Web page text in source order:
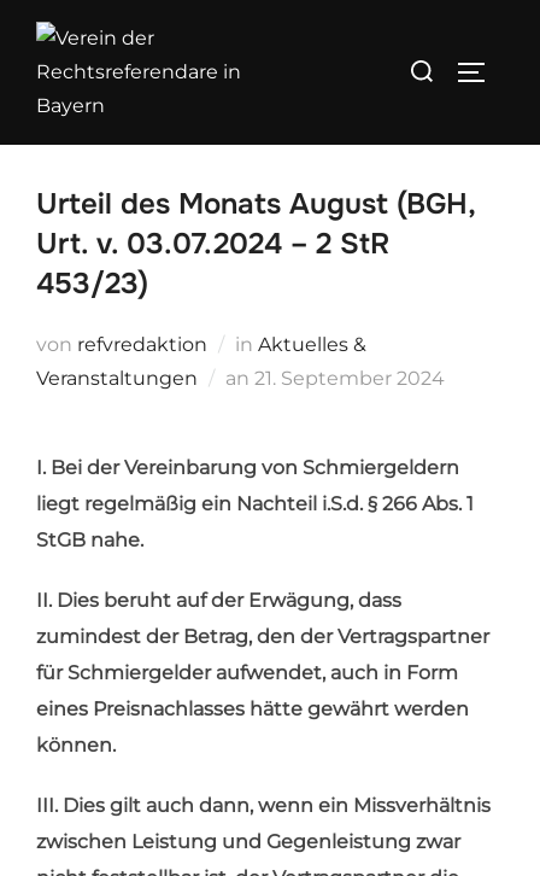
Inhalt
springen
Suchen
Urteil des Monats August (BGH,
Urt. v. 03.07.2024 – 2 StR
453/23)
von refvredaktion in Aktuelles &
Veranstaltungen
an Veröffentlicht
21. September 2024
I. Bei der Vereinbarung von Schmiergeldern
liegt regelmäßig ein Nachteil i.S.d. § 266 Abs. 1
StGB nahe.
II. Dies beruht auf der Erwägung, dass
zumindest der Betrag, den der Vertragspartner
für Schmiergelder aufwendet, auch in Form
eines Preisnachlasses hätte gewährt werden
können.
III. Dies gilt auch dann, wenn ein Missverhältnis
zwischen Leistung und Gegenleistung zwar